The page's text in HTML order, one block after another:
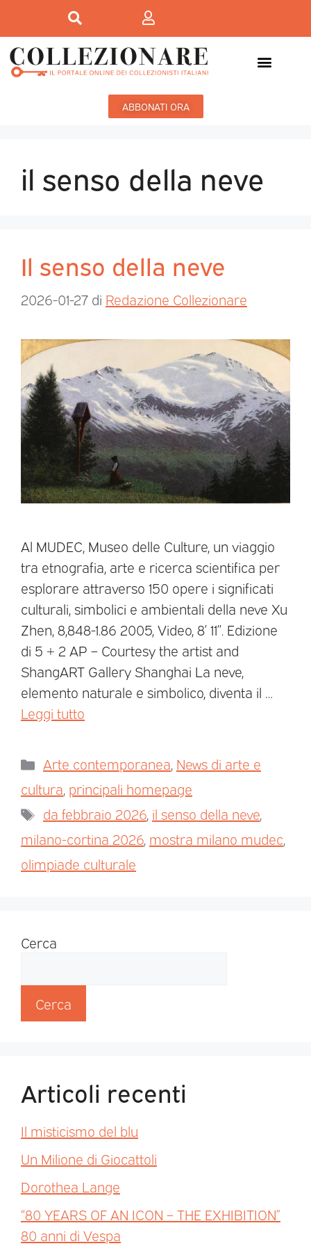
ABBONATI ORA
il senso della neve
Il senso della neve
2026-01-27 di Redazione Collezionare
Al MUDEC, Museo delle Culture, un viaggio
tra etnografia, arte e ricerca scientifica per
esplorare attraverso 150 opere i significati
culturali, simbolici e ambientali della neve Xu
Zhen, 8,848-1.86 2005, Video, 8’ 11’’. Edizione
di 5 + 2 AP – Courtesy the artist and
ShangART Gallery Shanghai La neve,
elemento naturale e simbolico, diventa il …
Leggi tutto
Arte contemporanea, News di arte e
cultura, principali homepage
da febbraio 2026, il senso della neve,
milano-cortina 2026, mostra milano mudec,
olimpiade culturale
Cerca
Cerca
Articoli recenti
Il misticismo del blu
Un Milione di Giocattoli
Dorothea Lange
“80 YEARS OF AN ICON – THE EXHIBITION”
80 anni di Vespa